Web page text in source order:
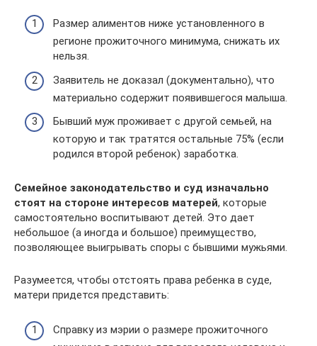
Размер алиментов ниже установленного в
регионе прожиточного минимума, снижать их
нельзя.
Заявитель не доказал (документально), что
материально содержит появившегося малыша.
Бывший муж проживает с другой семьей, на
которую и так тратятся остальные 75% (если
родился второй ребенок) заработка.
Семейное законодательство и суд изначально
стоят на стороне интересов матерей, которые
самостоятельно воспитывают детей. Это дает
небольшое (а иногда и большое) преимущество,
позволяющее выигрывать споры с бывшими мужьями.
Разумеется, чтобы отстоять права ребенка в суде,
матери придется представить:
Справку из мэрии о размере прожиточного